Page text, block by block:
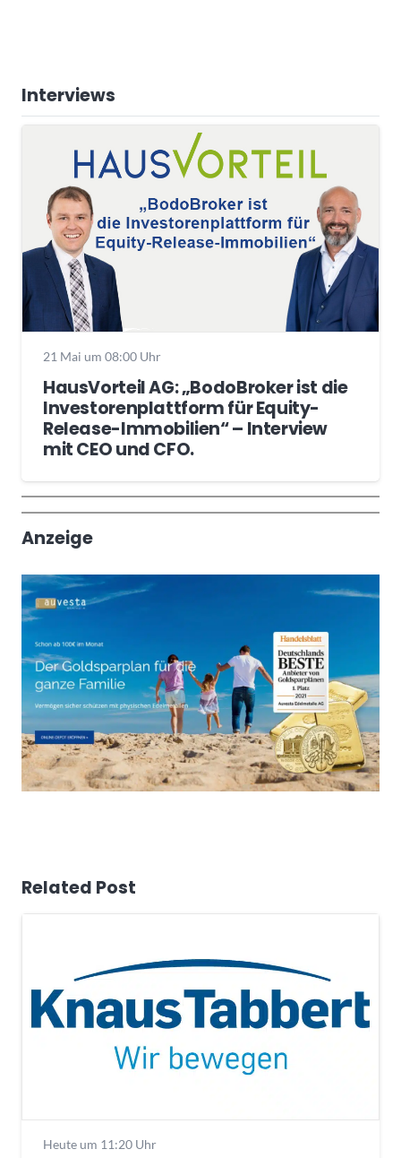
Interviews
21 Mai um 08:00 Uhr
HausVorteil AG: „BodoBroker ist die
Investorenplattform für Equity-
Release-Immobilien“ – Interview
mit CEO und CFO.
Wochenrückblick
Trendthemen
Anzeige
Related Post
Heute um 11:20 Uhr